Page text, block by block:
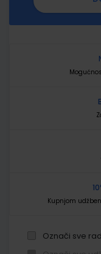
Kupnjom
Označi sve